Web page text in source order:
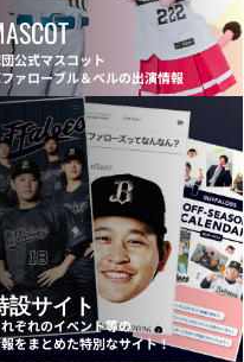
公式マスコット
ァローブル＆ベルの出演情報
設サイト
ぞれのイベント等の
をまとめた特別なサイト！